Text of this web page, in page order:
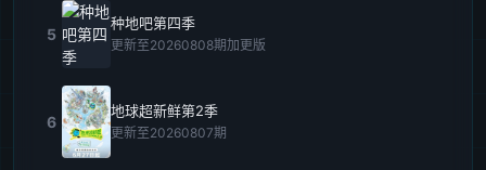
5
种地吧第四季
更新至20260808期加更版
6
地球超新鲜第2季
更新至20260807期